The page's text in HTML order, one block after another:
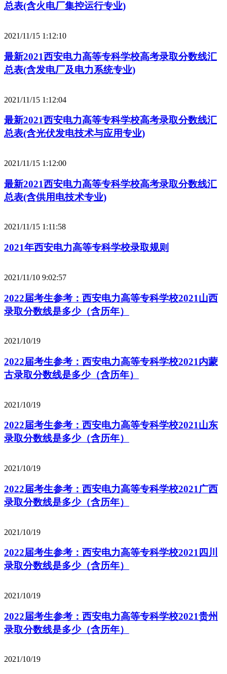
总表(含火电厂集控运行专业)
2021/11/15 1:12:10
最新2021西安电力高等专科学校高考录取分数线汇
总表(含发电厂及电力系统专业)
2021/11/15 1:12:04
最新2021西安电力高等专科学校高考录取分数线汇
总表(含光伏发电技术与应用专业)
2021/11/15 1:12:00
最新2021西安电力高等专科学校高考录取分数线汇
总表(含供用电技术专业)
2021/11/15 1:11:58
2021年西安电力高等专科学校录取规则
2021/11/10 9:02:57
2022届考生参考：西安电力高等专科学校2021山西
录取分数线是多少（含历年）
2021/10/19
2022届考生参考：西安电力高等专科学校2021内蒙
古录取分数线是多少（含历年）
2021/10/19
2022届考生参考：西安电力高等专科学校2021山东
录取分数线是多少（含历年）
2021/10/19
2022届考生参考：西安电力高等专科学校2021广西
录取分数线是多少（含历年）
2021/10/19
2022届考生参考：西安电力高等专科学校2021四川
录取分数线是多少（含历年）
2021/10/19
2022届考生参考：西安电力高等专科学校2021贵州
录取分数线是多少（含历年）
2021/10/19